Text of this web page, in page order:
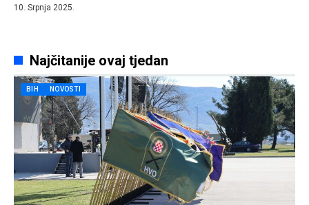
10. Srpnja 2025.
Najčitanije ovaj tjedan
BIH NOVOSTI